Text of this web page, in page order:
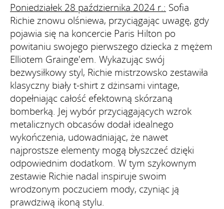
Poniedziałek 28 października 2024 r.: Sofia
Richie znowu olśniewa, przyciągając uwagę, gdy
pojawia się na koncercie Paris Hilton po
powitaniu swojego pierwszego dziecka z mężem
Elliotem Grainge'em. Wykazując swój
bezwysiłkowy styl, Richie mistrzowsko zestawiła
klasyczny biały t-shirt z dżinsami vintage,
dopełniając całość efektowną skórzaną
bomberką. Jej wybór przyciągających wzrok
metalicznych obcasów dodał idealnego
wykończenia, udowadniając, że nawet
najprostsze elementy mogą błyszczeć dzięki
odpowiednim dodatkom. W tym szykownym
zestawie Richie nadal inspiruje swoim
wrodzonym poczuciem mody, czyniąc ją
prawdziwą ikoną stylu.